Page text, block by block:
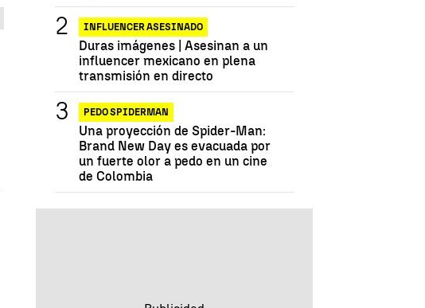
INFLUENCER ASESINADO
Duras imágenes | Asesinan a un
influencer mexicano en plena
transmisión en directo
PEDO SPIDERMAN
Una proyección de Spider-Man:
Brand New Day es evacuada por
un fuerte olor a pedo en un cine
de Colombia